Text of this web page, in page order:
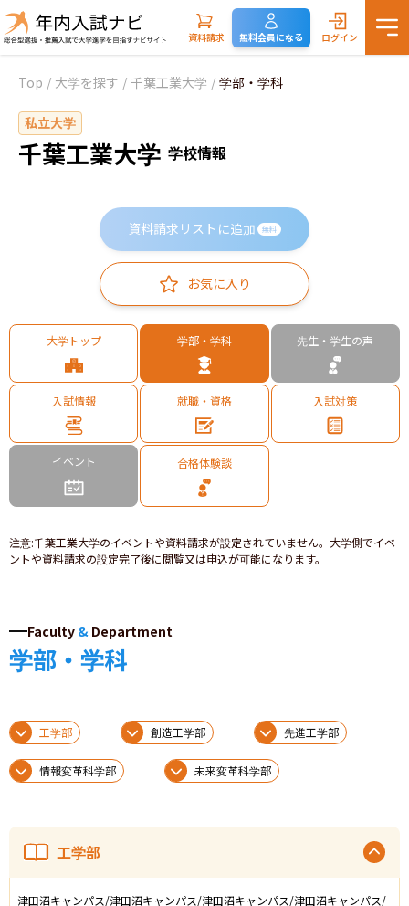
資料請求 無料会員になる ログイン
Top / 大学を探す / 千葉工業大学 / 学部・学科
私立大学
千葉工業大学 学校情報
資料請求リストに追加 無料
お気に入り
大学トップ 学部・学科 先生・学生の声
入試情報 就職・資格 入試対策
イベント 合格体験談
注意:千葉工業大学のイベントや資料請求が設定されていません。大学側でイベ
ントや資料請求の設定完了後に閲覧又は申込が可能になります。
Faculty & Department
学部・学科
工学部 創造工学部 先進工学部
情報変革科学部 未来変革科学部
工学部
津田沼キャンパス/津田沼キャンパス/津田沼キャンパス/津田沼キャンパス/